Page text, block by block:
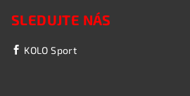
SLEDUJTE NÁS
KOLO Sport